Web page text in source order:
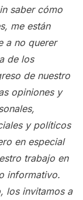
saber cómo
me están
a no querer
de los
de nuestro
opiniones y
y políticos
en especial
trabajo en
informativo.
los invitamos a